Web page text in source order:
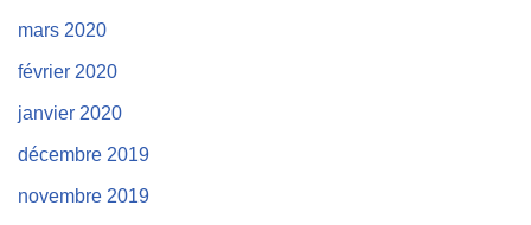
mars 2020
février 2020
janvier 2020
décembre 2019
novembre 2019